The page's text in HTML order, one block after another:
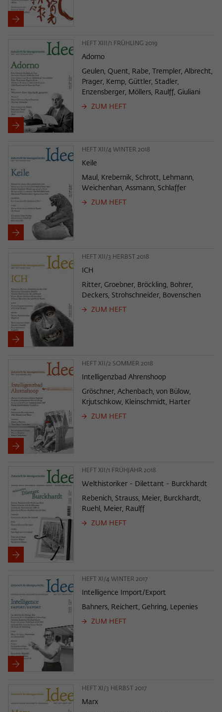
HEFT XIII/1 FRÜHLING 2019
Adorno
Geulen, Quent, Rabe, Trempler, Albrecht,
Prager, Kemp, Güttler, Stadler,
Enzensberger, Möllers, Raulff, Giuliani
ZUM HEFT
HEFT XII/4 WINTER 2018
Keile
Maul, Krebernik, Schrott, Lehmann,
Weichenhan, Assmann, Schlaffer
ZUM HEFT
HEFT XII/3 HERBST 2018
ICH
Ritter, Groebner, Bröckling, Bohrer,
Deckers, Strohschneider, Bovenschen
ZUM HEFT
HEFT XII/2 SOMMER 2018
Intelligenzbad Ahrenshoop
Gröschner, Achenbach, von Bülow,
Krjutschkow, Kleinschmidt, Harter
ZUM HEFT
HEFT XII/1 FRÜHJAHR 2018
Welthistoriker - Dilettant - Burckhardt
Rebenich, Strauss, Meier, Burckhardt,
Ruehl, Meier, Raulff
ZUM HEFT
HEFT XI/4 WINTER 2017
Intelligence Import/Export
Bahners, Reichert, Gehring, Lepenies
ZUM HEFT
HEFT XI/3 HERBST 2017
Marx